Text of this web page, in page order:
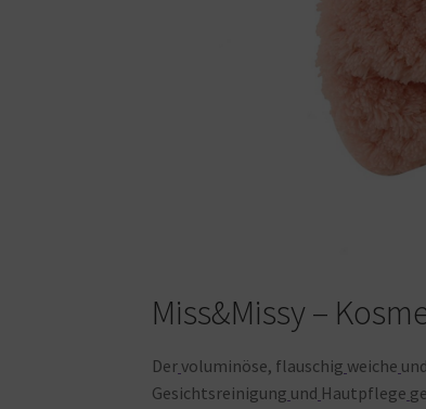
Miss&Missy –
Dervoluminöse, flauschig weiche und
Gesichtsreinigung und Hautpflege